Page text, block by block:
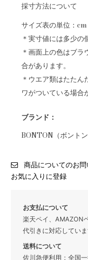
採寸方法について
サイズ表の単位：cm
＊実寸値には多少の
＊画面上の色はブ
合があります。
＊ウエア類はたた
ワがついている場合
ブランド：
BONTON（ボントン
商品についてのお
お気に入りに登録
お支払について
楽天ペイ、AMAZON
代引きに対応していま
送料について
佐川急便利用：全国